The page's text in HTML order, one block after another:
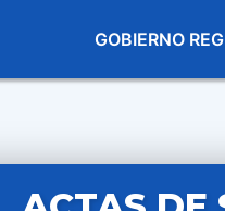
GOBIERNO